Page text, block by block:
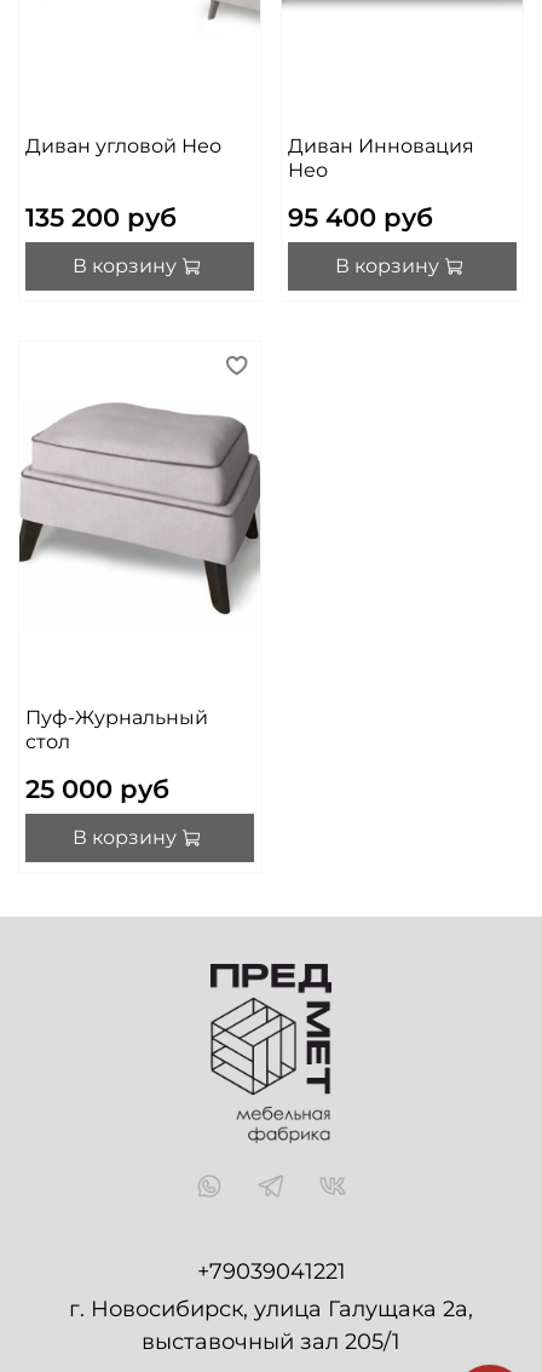
Диван угловой Нео
135 200 руб
В корзину
Диван Инновация
Нео
95 400 руб
В корзину
Пуф-Журнальный
стол
25 000 руб
В корзину
+79039041221
г. Новосибирск, улица Галущака 2а,
выставочный зал 205/1